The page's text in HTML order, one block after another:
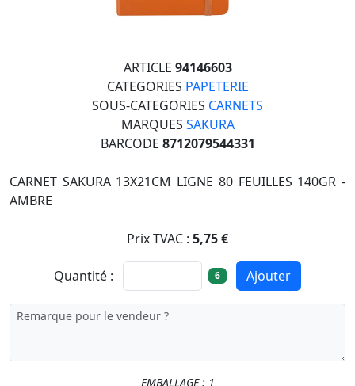
ARTICLE 94146603
CATEGORIES PAPETERIE
SOUS-CATEGORIES CARNETS
MARQUES SAKURA
BARCODE 8712079544331
CARNET SAKURA 13X21CM LIGNE 80 FEUILLES 140GR -
AMBRE
Prix TVAC : 5,75 €
Quantité : 6 Ajouter
EMBALLAGE : 1